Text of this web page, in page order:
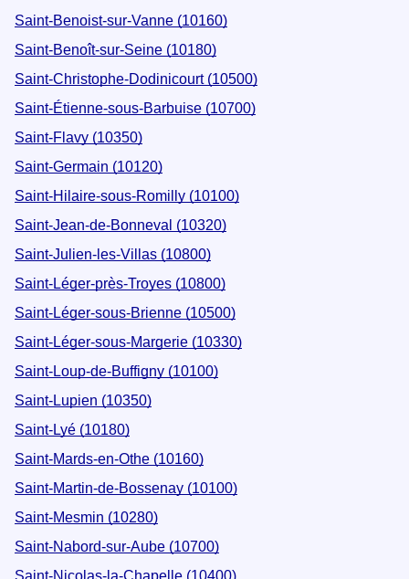
Saint-Benoist-sur-Vanne (10160)
Saint-Benoît-sur-Seine (10180)
Saint-Christophe-Dodinicourt (10500)
Saint-Étienne-sous-Barbuise (10700)
Saint-Flavy (10350)
Saint-Germain (10120)
Saint-Hilaire-sous-Romilly (10100)
Saint-Jean-de-Bonneval (10320)
Saint-Julien-les-Villas (10800)
Saint-Léger-près-Troyes (10800)
Saint-Léger-sous-Brienne (10500)
Saint-Léger-sous-Margerie (10330)
Saint-Loup-de-Buffigny (10100)
Saint-Lupien (10350)
Saint-Lyé (10180)
Saint-Mards-en-Othe (10160)
Saint-Martin-de-Bossenay (10100)
Saint-Mesmin (10280)
Saint-Nabord-sur-Aube (10700)
Saint-Nicolas-la-Chapelle (10400)